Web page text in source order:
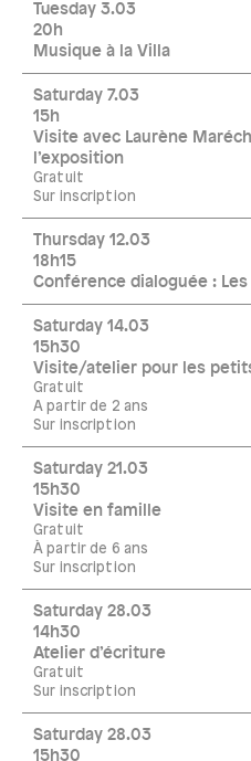
Tuesday 3.03
20h
Musique à la Villa
Saturday 7.03
15h
Visite avec Laurène
l’exposition
Gratuit
Sur inscription
Thursday 12.03
18h15
Conférence dialoguée :
Saturday 14.03
15h30
Visite/atelier pour les
Gratuit
A partir de 2 ans
Sur inscription
Saturday 21.03
15h30
Visite en famille
Gratuit
À partir de 6 ans
Sur inscription
Saturday 28.03
14h30
Atelier d’écriture
Gratuit
Sur inscription
Saturday 28.03
15h30